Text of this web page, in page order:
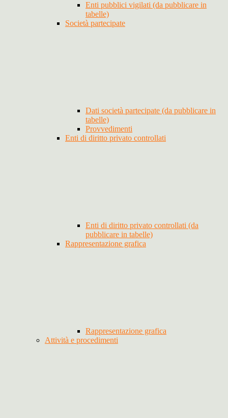
Enti pubblici vigilati (da pubblicare in
tabelle)
Società partecipate
Dati società partecipate (da pubblicare in
tabelle)
Provvedimenti
Enti di diritto privato controllati
Enti di diritto privato controllati (da
pubblicare in tabelle)
Rappresentazione grafica
Rappresentazione grafica
Attività e procedimenti